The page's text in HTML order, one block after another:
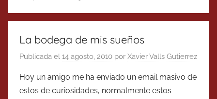
La bodega de mis sueños
Publicada el 14 agosto, 2010 por Xavier Valls Gutierrez
Hoy un amigo me ha enviado un email masivo de
estos de curiosidades, normalmente estos